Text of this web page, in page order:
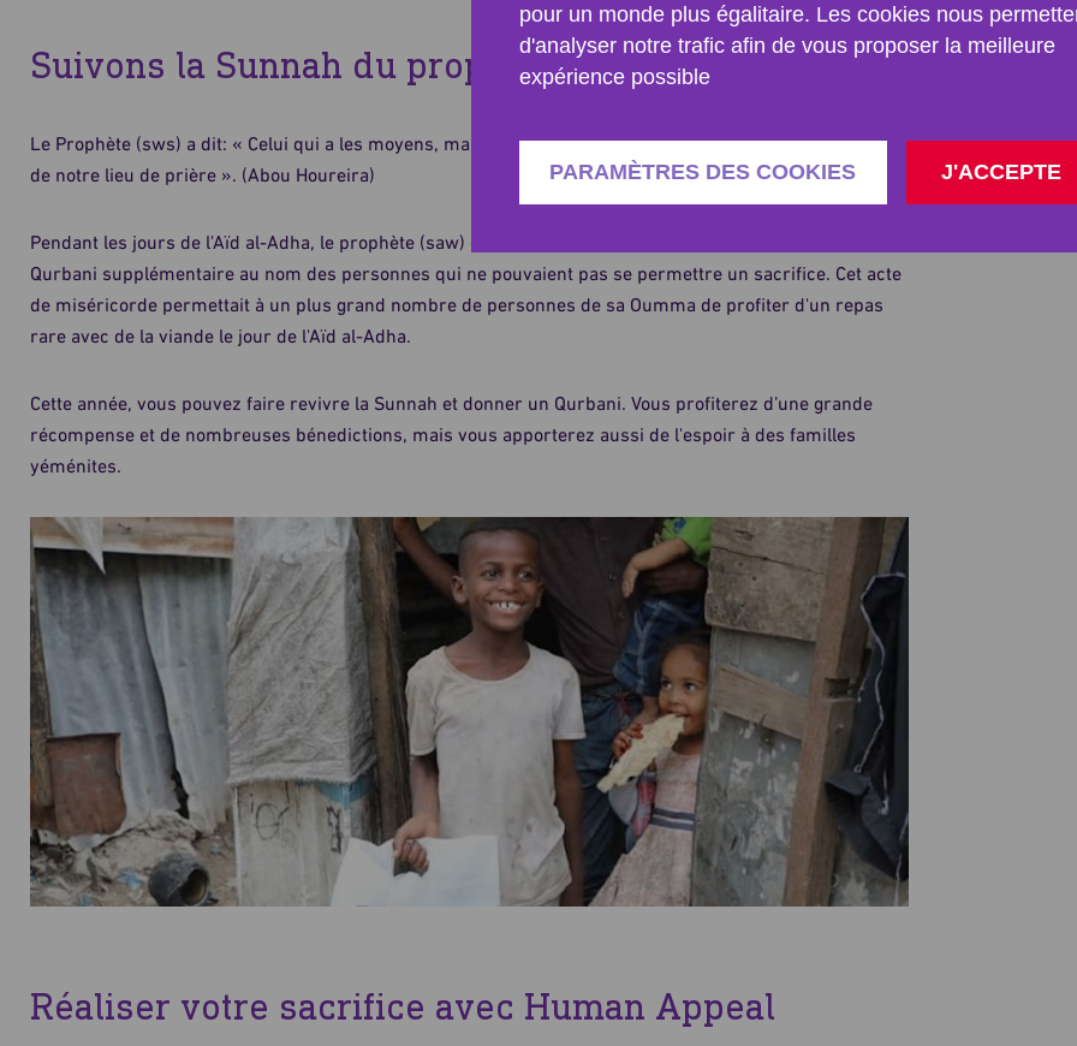
pour un monde plus égalitaire. Les cookies nous
d'analyser notre trafic afin de vous proposer la meilleure
expérience possible
PARAMÈTRES DES COOKIES J'ACCEPTE
Suivons la Sunnah du prophète
Le Prophète (sws) a dit: « Celui qui a les moyens, mais ne pratique pas la odhiya, qu'il ne s'approche pas
de notre lieu de prière ». (Abou Houreira)
Pendant les jours de l'Aïd al-Adha, le prophète (saw) offrait à la fois son sacrifice obligatoire et un
Qurbani supplémentaire au nom des personnes qui ne pouvaient pas se permettre un sacrifice. Cet acte
de miséricorde permettait à un plus grand nombre de personnes de sa Oumma de profiter d'un repas
rare avec de la viande le jour de l'Aïd al-Adha.
Cette année, vous pouvez faire revivre la Sunnah et donner un Qurbani. Vous profiterez d’une grande
récompense et de nombreuses bénedictions, mais vous apporterez aussi de l'espoir à des familles
yéménites.
Réaliser votre sacrifice avec Human Appeal